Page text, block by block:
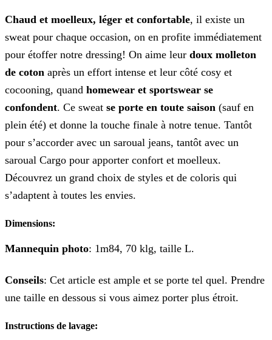
Chaud et moelleux, léger et confortable, il existe un
sweat pour chaque occasion, on en profite immédiatement
pour étoffer notre dressing! On aime leur doux molleton
de coton après un effort intense et leur côté cosy et
cocooning, quand homewear et sportswear se
confondent. Ce sweat se porte en toute saison (sauf en
plein été) et donne la touche finale à notre tenue. Tantôt
pour s’accorder avec un saroual jeans, tantôt avec un
saroual Cargo pour apporter confort et moelleux.
Découvrez un grand choix de styles et de coloris qui
s’adaptent à toutes les envies.
Dimensions:
Mannequin photo: 1m84, 70 klg, taille L.
Conseils: Cet article est ample et se porte tel quel. Prendre
une taille en dessous si vous aimez porter plus étroit.
Instructions de lavage: